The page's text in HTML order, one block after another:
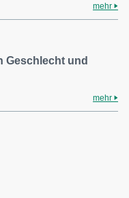
mehr
Geschlecht und
mehr